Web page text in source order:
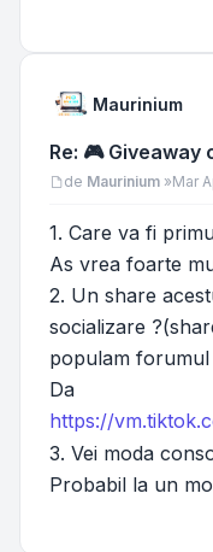
Maurinium
Re: 🎮 Giveaway
Mesaj
de Maurinium »Mar
1. Care va fi
As vrea foarte
2. Un share
socializare
populam
Da
https://
3. Vei moda
Probabil la un